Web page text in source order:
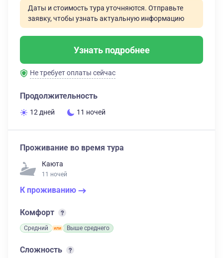
Даты и стоимость тура уточняются. Отправьте
заявку, чтобы узнать актуальную информацию
Узнать подробнее
Не требует оплаты сейчас
Продолжительность
12 дней 11 ночей
Проживание во время тура
Каюта
11 ночей
К проживанию
Комфорт
Средний Выше среднего
Сложность